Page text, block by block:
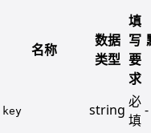
名称
数据
类型
填
写
要
求
key string 必
填
-